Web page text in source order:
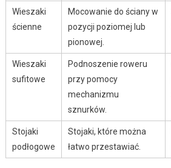
Wieszaki
ścienne
Mocowanie do ściany w
pozycji poziomej lub
pionowej.
Wieszaki
sufitowe
Podnoszenie roweru
przy pomocy
mechanizmu
sznurków.
Stojaki
podłogowe
Stojaki, które można
łatwo przestawiać.